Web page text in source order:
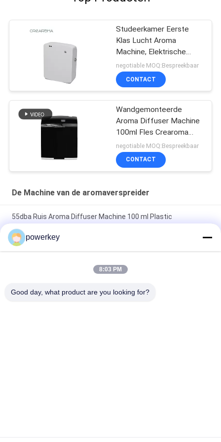
IPD correctly. The manual adjustment is
the difference. No more eye strain during long
Studeerkamer Eerste
Klas Lucht Aroma
Machine, Elektrische
Aroma Diffuser 35dba
Geluid
negotiable MOQ:Bespreekbaar
CONTACT
Wandgemonteerde
Aroma Diffuser Machine
100ml Fles Crearoma
Hotelkamer Toepassing
negotiable MOQ:Bespreekbaar
CONTACT
De Machine van de aromaverspreider
55dba Ruis Aroma Diffuser Machine 100 ml Plastic
Wandmontage Essentiële Olie Diffuser
Wandgemonteerde Aroma Diffuser Machine 100ml Fles
materiaal 28.5W 24V met 60 ml fles
powerkey
8:03 PM
Good day, what product are you looking for?